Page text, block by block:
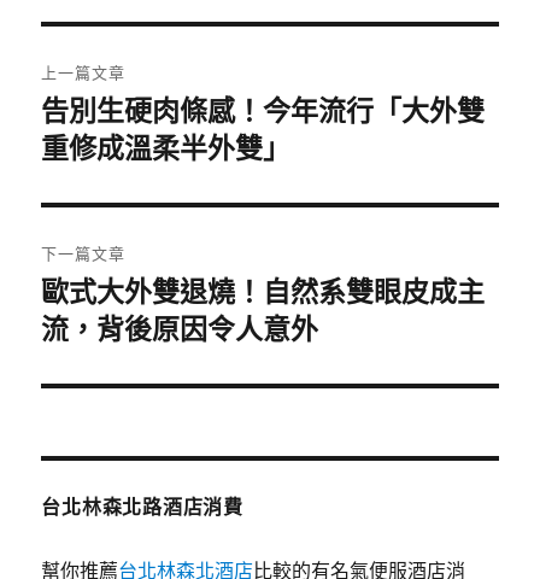
章
導
覽
上一篇文章
上
一
文
章:
告別生硬肉條感！今年流行「大外雙
重修成溫柔半外雙」
下一篇文章
下
一
文
歐式大外雙退燒！自然系雙眼皮成主
流，背後原因令人意外
台北林森北路酒店消費
幫你推薦台北林森北酒店比較的有名氣便服酒店消